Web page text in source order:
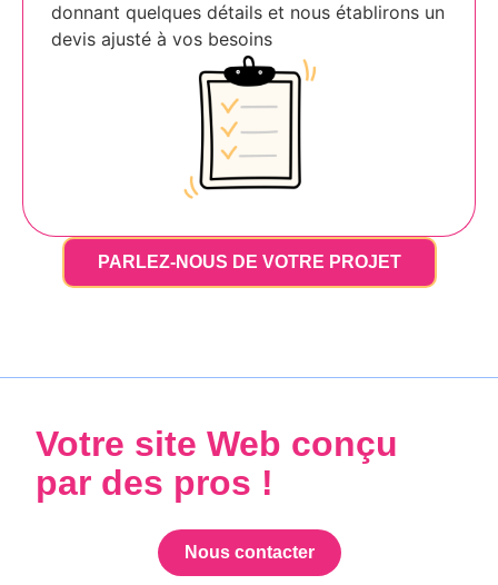
donnant quelques détails et nous établirons un
devis ajusté à vos besoins
PARLEZ-NOUS DE VOTRE PROJET
Votre site Web conçu
par des pros !
Nous contacter